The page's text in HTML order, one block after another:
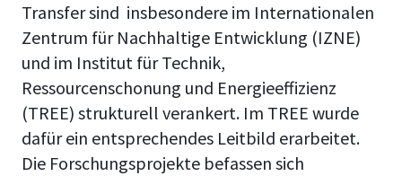
Transfer sind insbesondere im Internationalen
Zentrum für Nachhaltige Entwicklung (IZNE)
und im Institut für Technik,
Ressourcenschonung und Energieeffizienz
(TREE) strukturell verankert. Im TREE wurde
dafür ein entsprechendes Leitbild erarbeitet.
Die Forschungsprojekte befassen sich